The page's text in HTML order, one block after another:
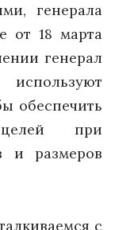
генерала
от 18 марта
генерал
обеспечить
при
и размеров
с